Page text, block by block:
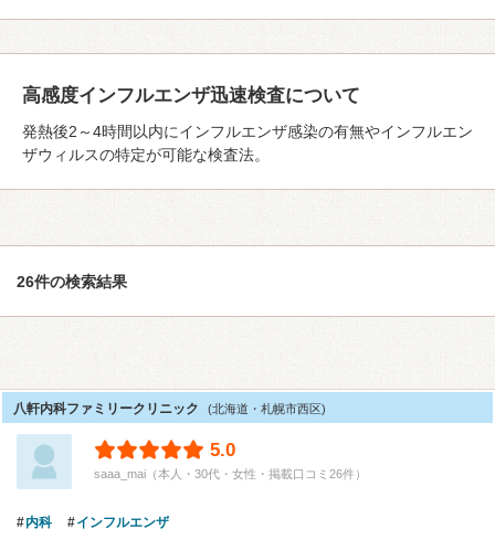
高感度インフルエンザ迅速検査について
発熱後2～4時間以内にインフルエンザ感染の有無やインフルエン
ザウィルスの特定が可能な検査法。
26件の検索結果
八軒内科ファミリークリニック (北海道・札幌市西区)
5.0
saaa_mai（本人・30代・女性・掲載口コミ26件）
内科 インフルエンザ